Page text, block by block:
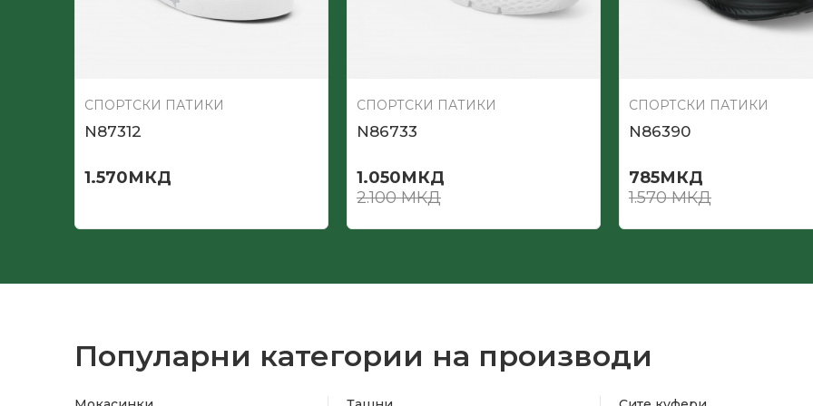
СПОРТСКИ ПАТИКИ
N87312
1.570МКД
СПОРТСКИ ПАТИКИ
N86733
1.050МКД
2.100МКД
СПОРТСКИ ПАТИКИ
N86390
785МКД
1.570МКД
Популарни категории на производи